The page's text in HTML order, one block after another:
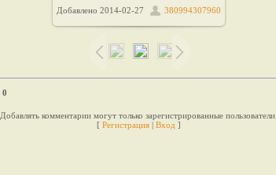
51.8Kb
Добавлено 2014-02-27 380994307960
0
Добавлять комментарии могут только зарегистрированные пользователи.
[ Регистрация | Вход ]